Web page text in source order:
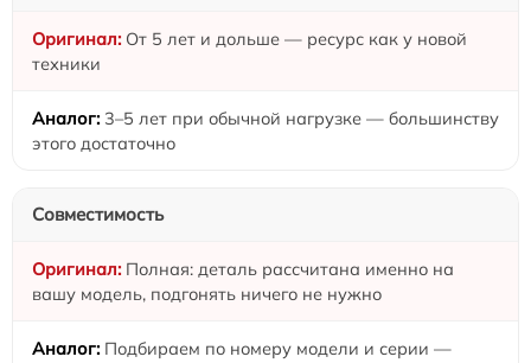
От 5 лет и дольше — ресурс как у новой
техники
3–5 лет при обычной нагрузке — большинству
этого достаточно
Совместимость
Полная: деталь рассчитана именно на
вашу модель, подгонять ничего не нужно
Подбираем по номеру модели и серии —